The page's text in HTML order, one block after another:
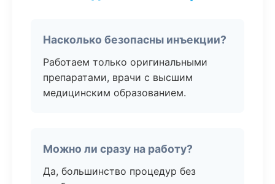
Насколько безопасны инъекции?
Работаем только оригинальными
препаратами, врачи с высшим
медицинским образованием.
Можно ли сразу на работу?
Да, большинство процедур без